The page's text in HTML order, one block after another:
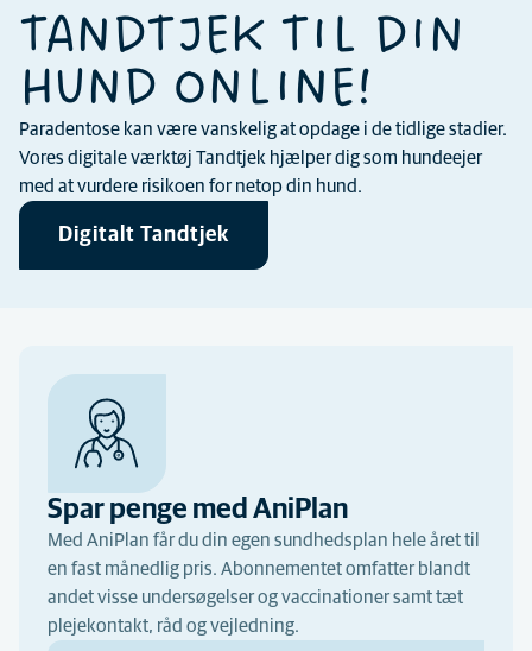
TANDTJEK TIL DIN
HUND ONLINE!
Paradentose kan være vanskelig at opdage i de tidlige stadier.
Vores digitale værktøj Tandtjek hjælper dig som hundeejer
med at vurdere risikoen for netop din hund.
Digitalt Tandtjek
Spar penge med AniPlan
Med AniPlan får du din egen sundhedsplan hele året til
en fast månedlig pris. Abonnementet omfatter blandt
andet visse undersøgelser og vaccinationer samt tæt
plejekontakt, råd og vejledning.